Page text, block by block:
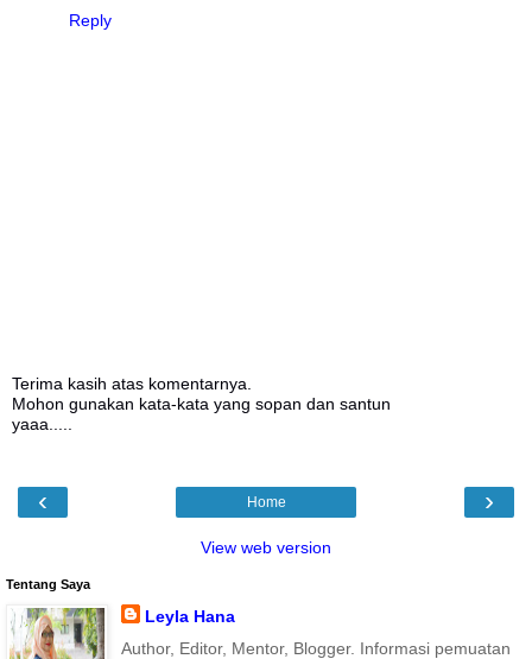
Reply
Terima kasih atas komentarnya.
Mohon gunakan kata-kata yang sopan dan santun
yaaa.....
‹ ›
Home
View web version
Tentang Saya
Leyla Hana
Author, Editor, Mentor, Blogger. Informasi pemuatan